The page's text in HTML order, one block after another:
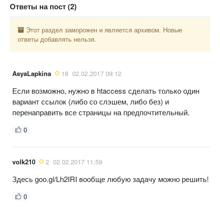
Ответы на пост (2)
Этот раздел заморожен и является архивом. Новые
ответы добавлять нельзя.
AsyaLapkina 18 02.02.2017 09:12
Если возможно, нужно в htaccess сделать только один
вариант ссылок (либо со слэшем, либо без) и
перенаправить все страницы на предпочтительный.
0
volk210 2 02.02.2017 11:59
Здесь goo.gl/Lh2IRI вообще любую задачу можно решить!
0